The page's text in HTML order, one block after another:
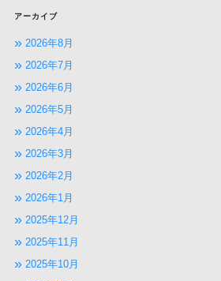
アーカイブ
2026年8月
2026年7月
2026年6月
2026年5月
2026年4月
2026年3月
2026年2月
2026年1月
2025年12月
2025年11月
2025年10月